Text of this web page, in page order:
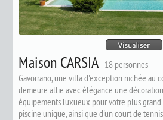
Maison CARSIA- 18 personnes
Gavorrano, une villa d'exception nichée au
demeure allie avec élégance une
équipements luxueux pour votre plus
piscine unique, ainsi que d'un court de